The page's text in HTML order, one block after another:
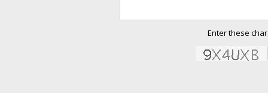
Enter these